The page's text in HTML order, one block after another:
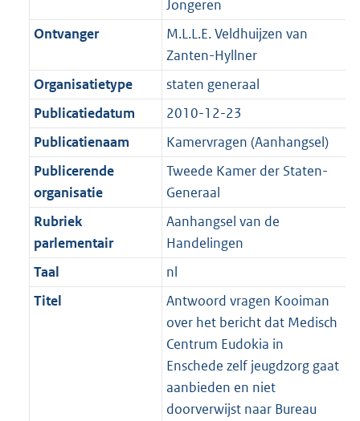
t
a
t
K
b
K
b
Jongeren
Ontvanger
M.L.L.E. Veldhuijzen van
Zanten-Hyllner
Organisatietype
staten generaal
Publicatiedatum
2010-12-23
Publicatienaam
Kamervragen (Aanhangsel)
Publicerende
organisatie
Tweede Kamer der Staten-
Generaal
Rubriek
parlementair
Aanhangsel van de
Handelingen
Taal
nl
Titel
Antwoord vragen Kooiman
over het bericht dat Medisch
Centrum Eudokia in
Enschede zelf jeugdzorg gaat
aanbieden en niet
doorverwijst naar Bureau